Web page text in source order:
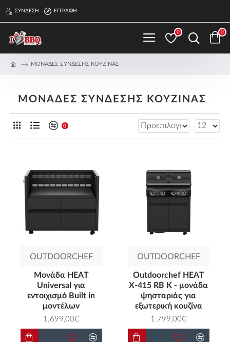
ΣΎΝΔΕΣΗ ΕΓΓΡΑΦΉ
0 0
ΜΟΝΑΔΕΣ ΣΥΝΔΕΣΗΣ ΚΟΥΖΙΝΑΣ
ΜΟΝΑΔΕΣ ΣΥΝΔΕΣΗΣ ΚΟΥΖΙΝΑΣ
0
OUTDOORCHEF
Μονάδα HEAT
Universal για
εντοιχισμό Built in
μοντέλων
1.699,00€
OUTDOORCHEF
Outdoorchef HEAT
X-415 RB K - μονάδα
ψησταριάς για
εξωτερική κουζίνα
1.799,00€